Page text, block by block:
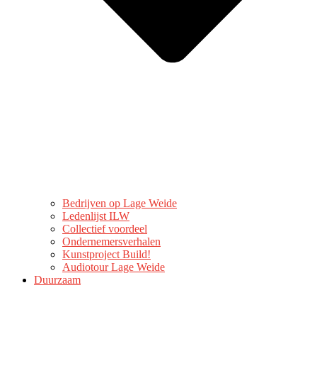
Bedrijven op Lage Weide
Ledenlijst ILW
Collectief voordeel
Ondernemersverhalen
Kunstproject Build!
Audiotour Lage Weide
Duurzaam